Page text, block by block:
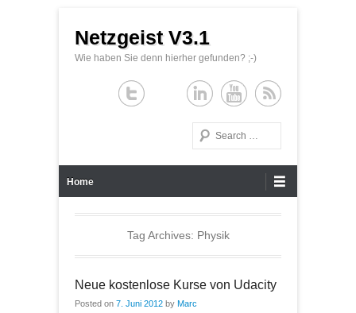
Netzgeist V3.1
Wie haben Sie denn hierher gefunden? ;-)
Search
Home
Tag Archives: Physik
Neue kostenlose Kurse von Udacity
Posted on 7. Juni 2012 by Marc